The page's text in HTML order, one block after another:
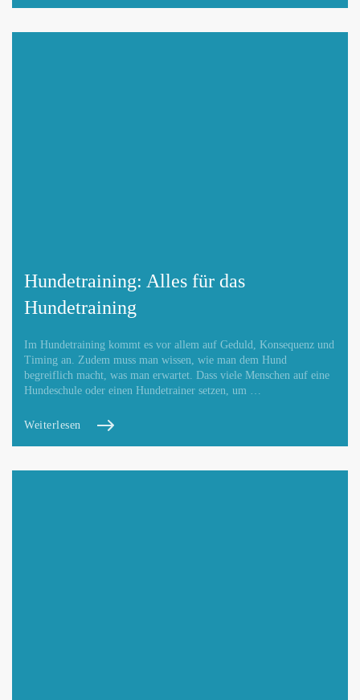
Hundetraining: Alles für das
Hundetraining
Im Hundetraining kommt es vor allem auf Geduld, Konsequenz und
Timing an. Zudem muss man wissen, wie man dem Hund
begreiflich macht, was man erwartet. Dass viele Menschen auf eine
Hundeschule oder einen Hundetrainer setzen, um …
Weiterlesen